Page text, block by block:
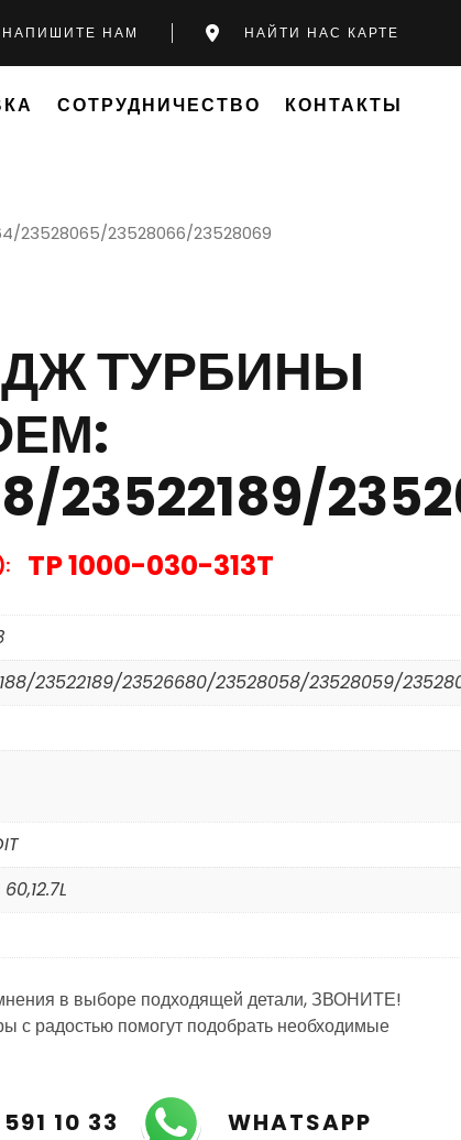
НАПИШИТЕ НАМ НАЙТИ НАС КАРТЕ
СОТРУДНИЧЕСТВО КОНТАКТЫ
23528065/23528066/23528069
ТУРБИНЫ
23522189/
TP 1000-030-313T
23522189/23526680/23528058/23528059/
в выборе подходящей детали, ЗВОНИТЕ!
радостью помогут подобрать необходимые
10 33 WHATSAPP